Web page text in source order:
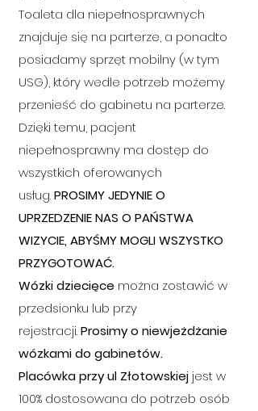
Toaleta dla niepełnosprawnych
znajduje się na parterze, a ponadto
posiadamy sprzęt mobilny (w tym
USG), który wedle potrzeb możemy
przenieść do gabinetu na parterze.
Dzięki temu, pacjent
niepełnosprawny ma dostęp do
wszystkich oferowanych
usług.PROSIMY JEDYNIE O
UPRZEDZENIE NAS O PAŃSTWA
WIZYCIE, ABYŚMY MOGLI WSZYSTKO
PRZYGOTOWAĆ.
Wózki dziecięce można zostawić w
przedsionku lub przy
rejestracji.Prosimy o niewjeżdżanie
wózkami do gabinetów.
Placówka przy ul Złotowskiej jest w
100% dostosowana do potrzeb osób